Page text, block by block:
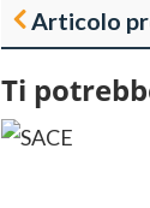
Articolo
Ti